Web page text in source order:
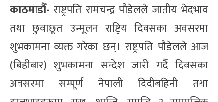
काठमाडौँ- राष्ट्रपति रामचन्द्र पौडेलले जातीय भेदभाव
तथा छुवाछूत उन्मूलन राष्ट्रिय दिवसका अवसरमा
शुभकामना व्यक्त गरेका छन्। राष्ट्रपति पौडेलले आज
(बिहीबार) शुभकामना सन्देश जारी गर्दै दिवसका
अवसरमा सम्पूर्ण नेपाली दिदीबहिनी तथा